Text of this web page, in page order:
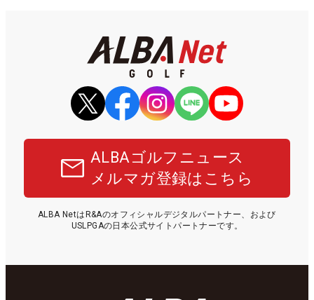
ALBAゴルフニュース
メルマガ登録はこちら
ALBA NetはR&Aのオフィシャルデジタルパートナー、および
USLPGAの日本公式サイトパートナーです。